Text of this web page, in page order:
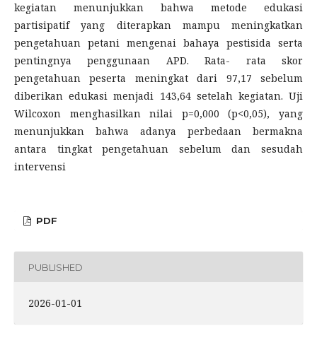
kegiatan menunjukkan bahwa metode edukasi
partisipatif yang diterapkan mampu meningkatkan
pengetahuan petani mengenai bahaya pestisida serta
pentingnya penggunaan APD. Rata- rata skor
pengetahuan peserta meningkat dari 97,17 sebelum
diberikan edukasi menjadi 143,64 setelah kegiatan. Uji
Wilcoxon menghasilkan nilai p=0,000 (p<0,05), yang
menunjukkan bahwa adanya perbedaan bermakna
antara tingkat pengetahuan sebelum dan sesudah
intervensi
PDF
PUBLISHED
2026-01-01